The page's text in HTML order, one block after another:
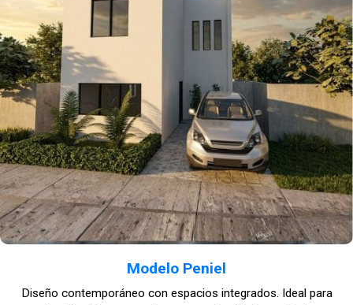
Modelo Peniel
Diseño contemporáneo con espacios integrados. Ideal para